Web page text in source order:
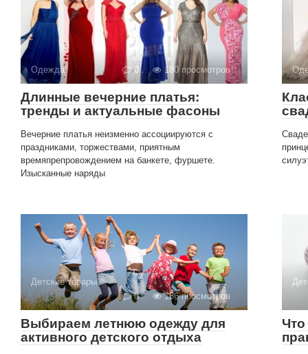
Одежда 0 180 просмотров
Длинные вечерние платья:
тренды и актуальные фасоны
Вечерние платья неизменно ассоциируются с
праздниками, торжествами, приятным
времяпрепровождением на банкете, фуршете.
Изысканные наряды
Детские товары
0
156 просмотров
Выбираем летнюю одежду для
активного детского отдыха
Что